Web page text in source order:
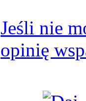
Jeśli nie
opinię